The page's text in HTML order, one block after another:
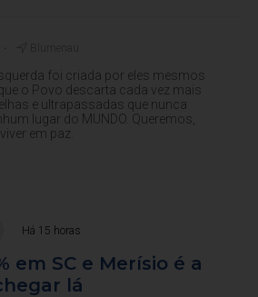
foi criada por eles mesmos
o Povo descarta cada vez mais
e ultrapassadas que nunca
lugar do MUNDO. Queremos,
em paz.
Há 15 horas
em SC e Merísio é a
lá